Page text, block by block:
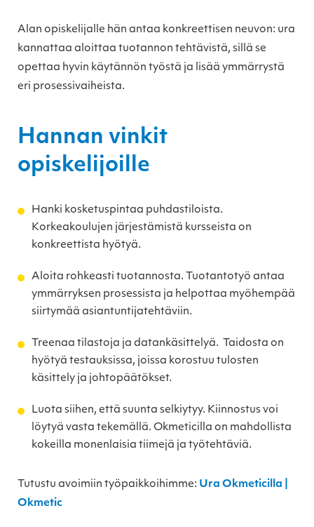
Alan opiskelijalle hän antaa konkreettisen neuvon: ura
kannattaa aloittaa tuotannon tehtävistä, sillä se
opettaa hyvin käytännön työstä ja lisää ymmärrystä
eri prosessivaiheista.
Hannan vinkit
opiskelijoille
Hanki kosketuspintaa puhdastiloista.
Korkeakoulujen järjestämistä kursseista on
konkreettista hyötyä.
Aloita rohkeasti tuotannosta. Tuotantotyö antaa
ymmärryksen prosessista ja helpottaa myöhempää
siirtymää asiantuntijatehtäviin.
Treenaa tilastoja ja datankäsittelyä. Taidosta on
hyötyä testauksissa, joissa korostuu tulosten
käsittely ja johtopäätökset.
Luota siihen, että suunta selkiytyy. Kiinnostus voi
löytyä vasta tekemällä. Okmeticilla on mahdollista
kokeilla monenlaisia tiimejä ja työtehtäviä.
Tutustu avoimiin työpaikkoihimme: Ura Okmeticilla |
Okmetic